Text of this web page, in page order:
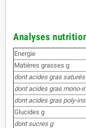
Analyses
Energie
Matières grasses g
dont acides gras saturés
dont acides gras mono-
dont acides gras poly-
Glucides g
dont sucres g